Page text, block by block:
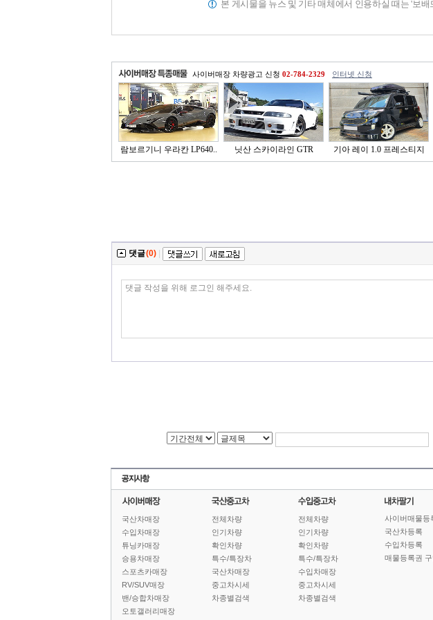
본 게시물을 뉴스 및 기타 매체에서 인용하실 때는 '보
사이버매장 차량광고 신청 02-784-2329 인터넷 신청
람보르기니 우라칸 LP640.. 닛산 스카이라인 GTR 기아 레이 1.0 프레스티지
댓글(0) |
국산차매장
수입차매장
튜닝카매장
승용차매장
스포츠카매장
RV/SUV매장
밴/승합차매장
오토갤러리매장
전체차량
인기차량
확인차량
특수/특장차
국산차매장
중고차시세
차종별검색
전체차량
인기차량
확인차량
특수/특장차
수입차매장
중고차시세
차종별검색
사이버매물등
국산차등록
수입차등록
매물등록권 구